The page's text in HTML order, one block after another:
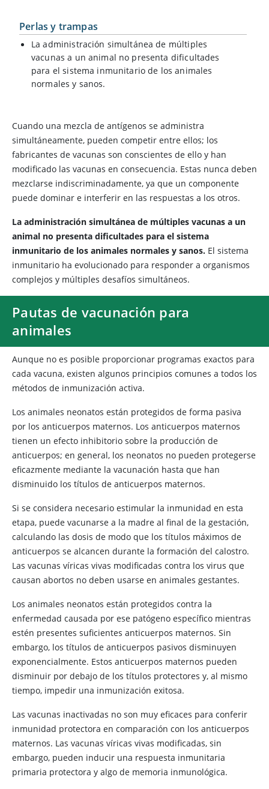
Perlas y trampas
La administración simultánea de múltiples
vacunas a un animal no presenta dificultades
para el sistema inmunitario de los animales
normales y sanos.
Cuando una mezcla de antígenos se administra
simultáneamente, pueden competir entre ellos; los
fabricantes de vacunas son conscientes de ello y han
modificado las vacunas en consecuencia. Estas nunca deben
mezclarse indiscriminadamente, ya que un componente
puede dominar e interferir en las respuestas a los otros.
La administración simultánea de múltiples vacunas a un
animal no presenta dificultades para el sistema
inmunitario de los animales normales y sanos. El sistema
inmunitario ha evolucionado para responder a organismos
complejos y múltiples desafíos simultáneos.
Pautas de vacunación para
animales
Aunque no es posible proporcionar programas exactos para
cada vacuna, existen algunos principios comunes a todos los
métodos de inmunización activa.
Los animales neonatos están protegidos de forma pasiva
por los anticuerpos maternos. Los anticuerpos maternos
tienen un efecto inhibitorio sobre la producción de
anticuerpos; en general, los neonatos no pueden protegerse
eficazmente mediante la vacunación hasta que han
disminuido los títulos de anticuerpos maternos.
Si se considera necesario estimular la inmunidad en esta
etapa, puede vacunarse a la madre al final de la gestación,
calculando las dosis de modo que los títulos máximos de
anticuerpos se alcancen durante la formación del calostro.
Las vacunas víricas vivas modificadas contra los virus que
causan abortos no deben usarse en animales gestantes.
Los animales neonatos están protegidos contra la
enfermedad causada por ese patógeno específico mientras
estén presentes suficientes anticuerpos maternos. Sin
embargo, los títulos de anticuerpos pasivos disminuyen
exponencialmente. Estos anticuerpos maternos pueden
disminuir por debajo de los títulos protectores y, al mismo
tiempo, impedir una inmunización exitosa.
Las vacunas inactivadas no son muy eficaces para conferir
inmunidad protectora en comparación con los anticuerpos
maternos. Las vacunas víricas vivas modificadas, sin
embargo, pueden inducir una respuesta inmunitaria
primaria protectora y algo de memoria inmunológica.